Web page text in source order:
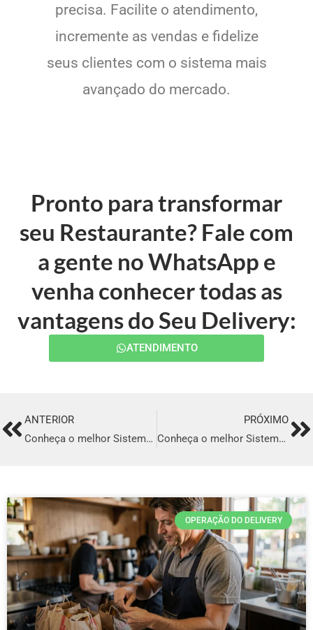
precisa. Facilite o atendimento,
incremente as vendas e fidelize
seus clientes com o sistema mais
avançado do mercado.
Pronto para transformar
seu Restaurante? Fale com
a gente no WhatsApp e
venha conhecer todas as
vantagens do Seu Delivery:
ATENDIMENTO
PrevANTERIOR
Conheça o melhor Sistema para Delivery em Marituba
PRÓXIMO
Conheça o melhor Sistema para Delivery em Tatuí
OPERAÇÃO DO DELIVERY